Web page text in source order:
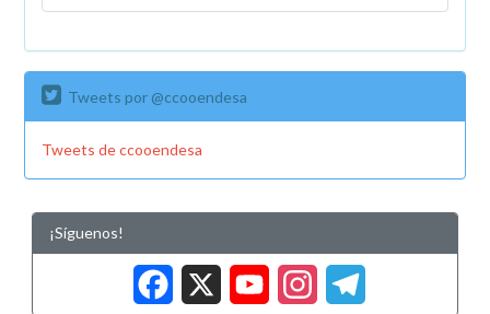
Tweets por @ccooendesa
Tweets de ccooendesa
¡Síguenos!
Facebook
X